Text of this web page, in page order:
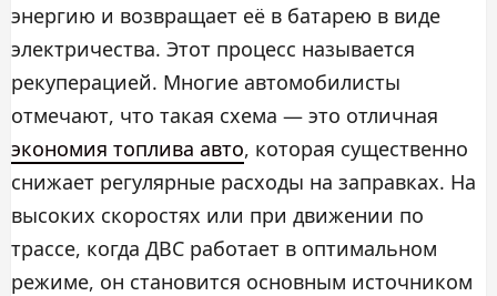
энергию и возвращает её в батарею в виде
электричества. Этот процесс называется
рекуперацией. Многие автомобилисты
отмечают, что такая схема — это отличная
экономия топлива авто, которая существенно
снижает регулярные расходы на заправках. На
высоких скоростях или при движении по
трассе, когда ДВС работает в оптимальном
режиме, он становится основным источником